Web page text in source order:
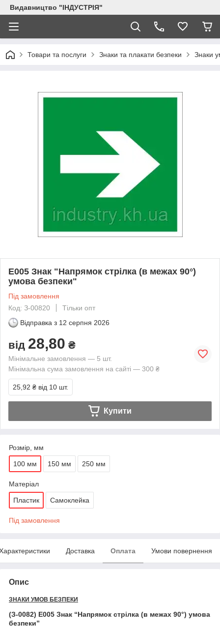
Видавництво "ІНДУСТРІЯ"
Товари та послуги Знаки та плакати безпеки Знаки
E005 Знак "Напрямок стрілка (в межах 90°)
умова безпеки"
Під замовлення
Код: З-00820
Тільки опт
Відправка з 12 серпня 2026
від 28,80 ₴
Мінімальне замовлення — 5 шт.
Мінімальна сума замовлення на сайті — 300 ₴
25,92 ₴ від 10 шт.
Купити
Розмір, мм
100 мм 150 мм 250 мм
Матеріал
Пластик Самоклейка
Під замовлення
Доставка Оплата Умови повернення
Опис
ЗНАКИ УМОВ БЕЗПЕКИ
(З-0082) E005 Знак “Напрямок стрілка (в межах 90°) умова
безпеки”